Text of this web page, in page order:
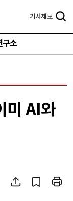
기사제보
구소
미 AI와